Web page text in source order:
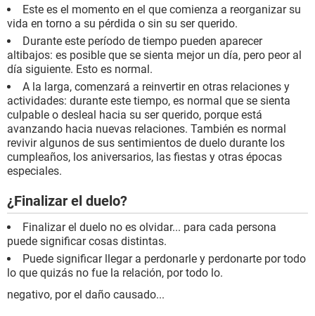
Este es el momento en el que comienza a reorganizar su
vida en torno a su pérdida o sin su ser querido.
Durante este período de tiempo pueden aparecer
altibajos: es posible que se sienta mejor un día, pero peor al
día siguiente. Esto es normal.
A la larga, comenzará a reinvertir en otras relaciones y
actividades: durante este tiempo, es normal que se sienta
culpable o desleal hacia su ser querido, porque está
avanzando hacia nuevas relaciones. También es normal
revivir algunos de sus sentimientos de duelo durante los
cumpleaños, los aniversarios, las fiestas y otras épocas
especiales.
¿Finalizar el duelo?
Finalizar el duelo no es olvidar... para cada persona
puede significar cosas distintas.
Puede significar llegar a perdonarle y perdonarte por todo
lo que quizás no fue la relación, por todo lo.
negativo, por el daño causado...